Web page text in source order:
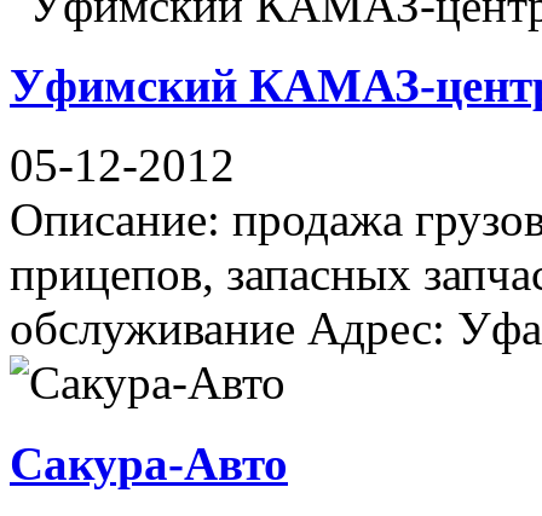
Уфимский КАМАЗ-
05-12-2012
Описание: продажа
прицепов, запасных
обслуживание Адрес:
Сакура-Авто